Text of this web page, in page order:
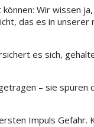
Wir wissen
das es in
es sich,
– sie
Impuls